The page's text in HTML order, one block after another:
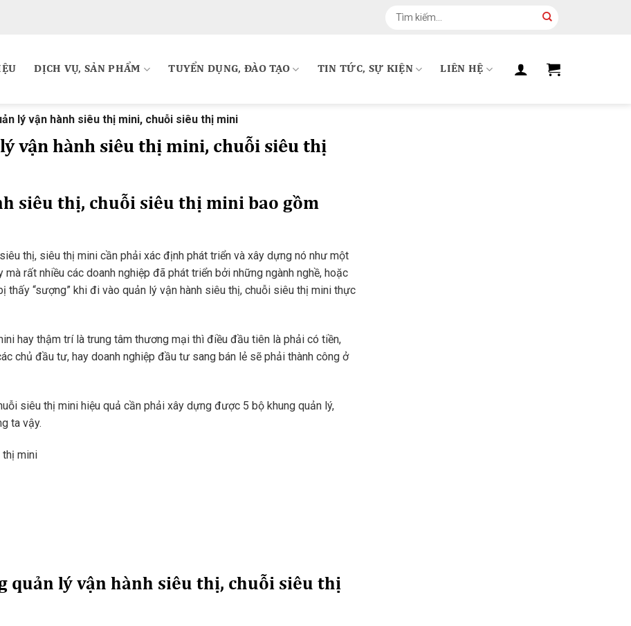
kiếm:
DỊCH VỤ, SẢN PHẨM TUYỂN DỤNG, ĐÀO TẠO TIN TỨC, SỰ KIỆN LIÊN HỆ
lý vận hành siêu thị mini, chuỗi siêu thị mini
vận hành siêu thị mini, chuỗi siêu thị
siêu thị, chuỗi siêu thị mini bao gồm
thị, siêu thị mini cần phải xác định phát triển và xây dựng nó như một
rất nhiều các doanh nghiệp đã phát triển bởi những ngành nghề, hoặc
thấy “sượng” khi đi vào quản lý vận hành siêu thị, chuỗi siêu thị mini thực
hay thậm trí là trung tâm thương mại thì điều đầu tiên là phải có tiền,
chủ đầu tư, hay doanh nghiệp đầu tư sang bán lẻ sẽ phải thành công ở
siêu thị mini hiệu quả cần phải xây dựng được 5 bộ khung quản lý,
ta vậy.
thị mini
quản lý vận hành siêu thị, chuỗi siêu thị